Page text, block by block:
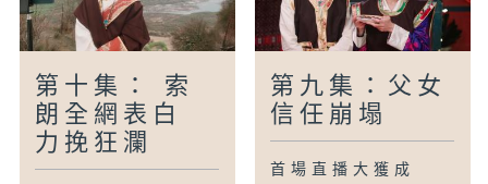
第十集： 索
朗全網表白
力挽狂瀾
第九集：父女
信任崩塌
首場直播大獲成